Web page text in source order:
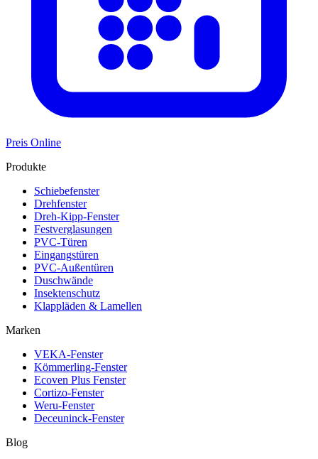
Preis Online
Produkte
Schiebefenster
Drehfenster
Dreh-Kipp-Fenster
Festverglasungen
PVC-Türen
Eingangstüren
PVC-Außentüren
Duschwände
Insektenschutz
Klappläden & Lamellen
Marken
VEKA-Fenster
Kömmerling-Fenster
Ecoven Plus Fenster
Cortizo-Fenster
Weru-Fenster
Deceuninck-Fenster
Blog